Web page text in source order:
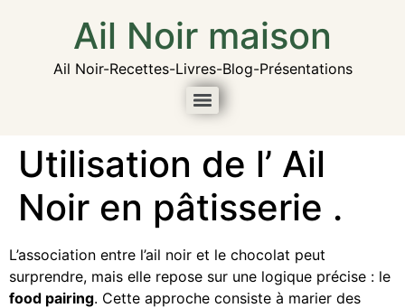
Ail Noir maison
Ail Noir-Recettes-Livres-Blog-Présentations
Utilisation de l’ Ail
Noir en pâtisserie .
L’association entre l’ail noir et le chocolat peut
surprendre, mais elle repose sur une logique précise : le
food pairing. Cette approche consiste à marier des